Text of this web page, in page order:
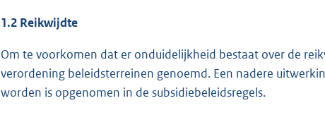
1.2 Reikwijdte
Om te voorkomen dat er onduidelijkheid bestaat over de
verordening beleidsterreinen genoemd. Een nadere
worden is opgenomen in de subsidiebeleidsregels.